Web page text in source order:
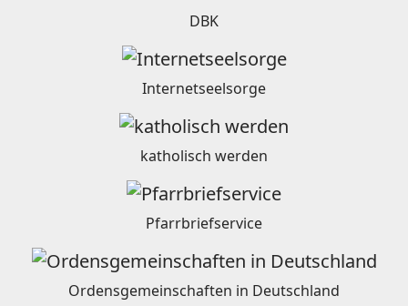
DBK
Internetseelsorge
katholisch werden
Pfarrbriefservice
Ordensgemeinschaften in Deutschland